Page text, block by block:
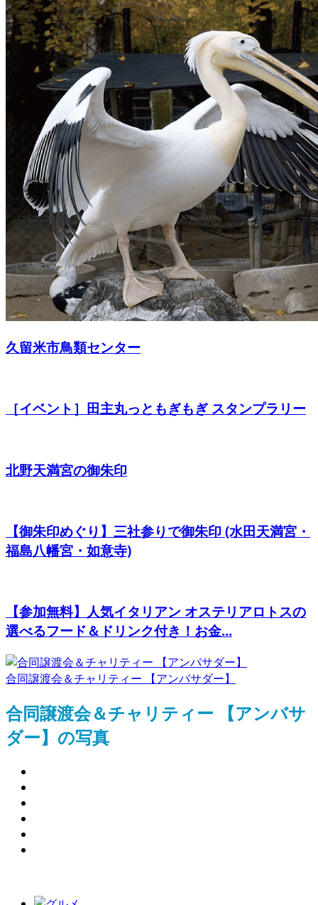
久留米市鳥類センター
［イベント］田主丸っともぎもぎ スタンプラリー
北野天満宮の御朱印
【御朱印めぐり】三社参りで御朱印 (水田天満宮・
福島八幡宮・如意寺)
【参加無料】人気イタリアン オステリアロトスの
選べるフード＆ドリンク付き！お金...
合同譲渡会＆チャリティー 【アンバサダー】
合同譲渡会＆チャリティー 【アンバサ
ダー】の写真